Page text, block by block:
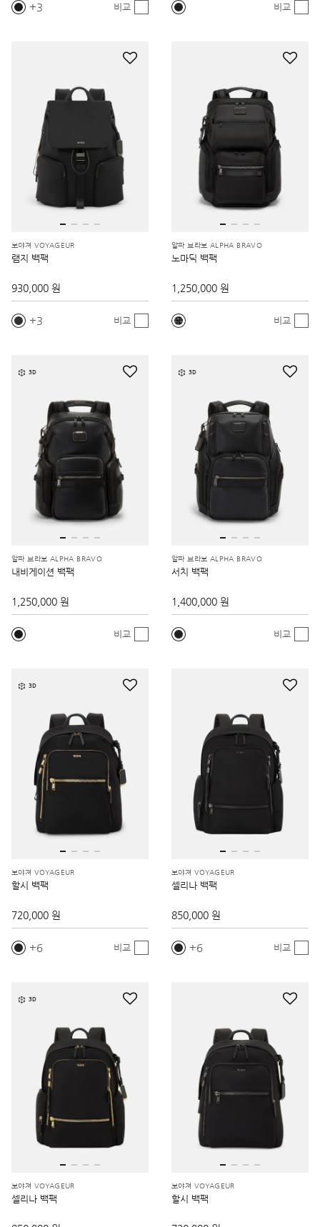
3 비교 비교
보야져 VOYAGEUR
램지 백팩
930,000 원
3 비교
알파 브라보 ALPHA BRAVO
노마딕 백팩
1,250,000 원
비교
3D
알파 브라보 ALPHA BRAVO
내비게이션 백팩
1,250,000 원
비교
3D
알파 브라보 ALPHA BRAVO
서치 백팩
1,400,000 원
비교
3D
보야져 VOYAGEUR
할시 백팩
720,000 원
6 비교
보야져 VOYAGEUR
셀리나 백팩
850,000 원
6 비교
3D
보야져 VOYAGEUR
셀리나 백팩
보야져 VOYAGEUR
할시 백팩